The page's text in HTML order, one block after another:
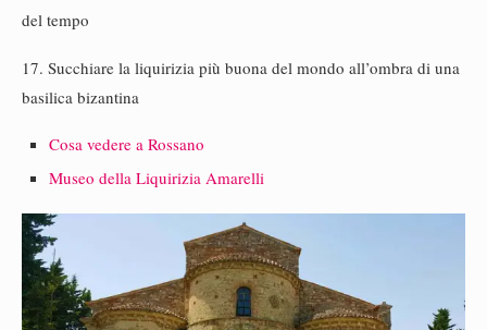
del tempo
17. Succhiare la liquirizia più buona del mondo all’ombra di una
basilica bizantina
Cosa vedere a Rossano
Museo della Liquirizia Amarelli